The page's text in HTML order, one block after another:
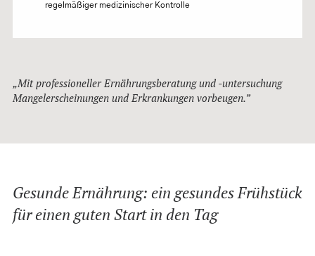
regelmäßiger medizinischer Kontrolle
„Mit professioneller Ernährungsberatung und -untersuchung
Mangelerscheinungen und Erkrankungen vorbeugen.”
Gesunde Ernährung: ein gesundes Frühstück
für einen guten Start in den Tag